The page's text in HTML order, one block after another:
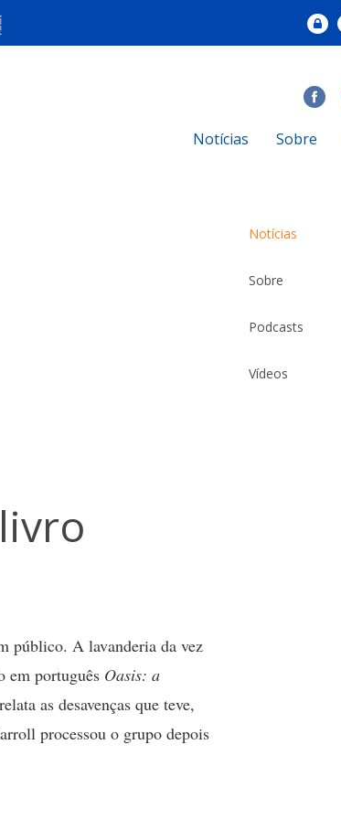
Notícias Sobre
público. A lavanderia da vez
em português Oasis: a
as desavenças que teve,
processou o grupo depois
Notícias
Sobre
Podcasts
Vídeos